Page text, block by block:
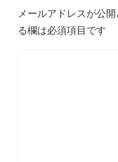
メールアドレスが公
る欄は必須項目です